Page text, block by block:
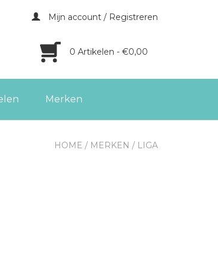
Mijn account / Registreren
0 Artikelen - €0,00
Merken
HOME / MERKEN / LIGA